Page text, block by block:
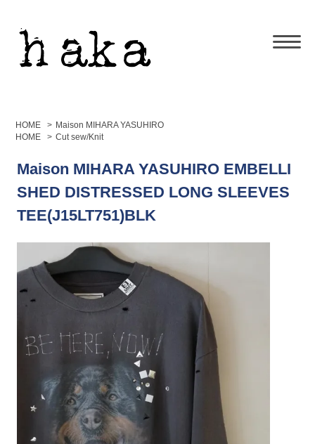
HOME > Maison MIHARA YASUHIRO
HOME
> Cut sew/Knit
Maison MIHARA YASUHIRO EMBELLI
SHED DISTRESSED LONG SLEEVES
TEE(J15LT751)BLK